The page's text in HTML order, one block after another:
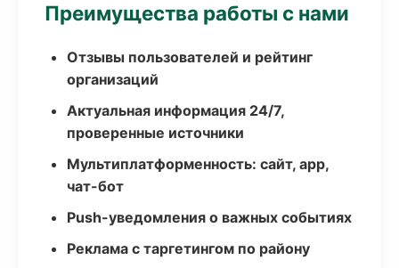
Преимущества работы с нами
Отзывы пользователей и рейтинг
организаций
Актуальная информация 24/7,
проверенные источники
Мультиплатформенность: сайт, app,
чат-бот
Push-уведомления о важных событиях
Реклама с таргетингом по району